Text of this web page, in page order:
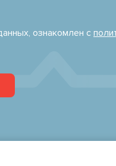
ознакомлен с